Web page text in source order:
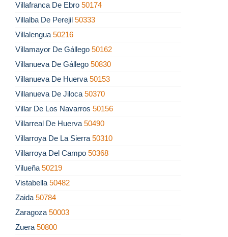
Villafranca De Ebro 50174
Villalba De Perejil 50333
Villalengua 50216
Villamayor De Gállego 50162
Villanueva De Gállego 50830
Villanueva De Huerva 50153
Villanueva De Jiloca 50370
Villar De Los Navarros 50156
Villarreal De Huerva 50490
Villarroya De La Sierra 50310
Villarroya Del Campo 50368
Vilueña 50219
Vistabella 50482
Zaida 50784
Zaragoza 50003
Zuera 50800